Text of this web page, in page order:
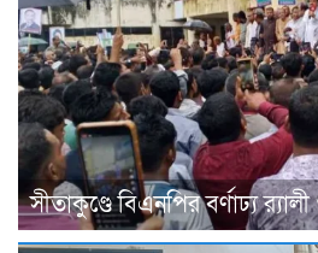
সীতাকুণ্ডে বিএনপির বর্ণাঢ্য